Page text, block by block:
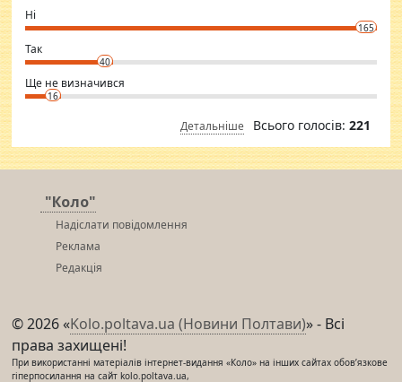
want to meet new people. Sakshi Mirchandani health and figure
conscious in order to keep yourself fit and regularly go to the health
club.
⇒ sakshimirchandani.com
Ні
165
Так
40
Ще не визначився
16
Детальніше Всього голосів: 221
"Коло"
Надіслати повідомлення
Реклама
Редакція
© 2026 «Kolo.poltava.ua (Новини Полтави)» - Всі
права захищені!
При використанні матеріалів інтернет-видання «Коло» на інших сайтах обов’язкове
гіперпосилання на сайт kolo.poltava.ua,